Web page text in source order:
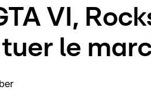
VI,
le